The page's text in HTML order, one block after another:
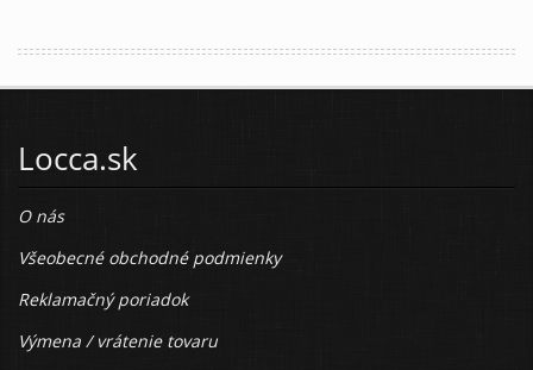
Locca.sk
O nás
Všeobecné obchodné podmienky
Reklamačný poriadok
Výmena / vrátenie tovaru